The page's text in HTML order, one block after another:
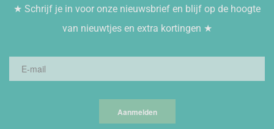
★ Schrijf je in voor onze nieuwsbrief en blijf op de hoogte
van nieuwtjes en extra kortingen ★
Aanmelden